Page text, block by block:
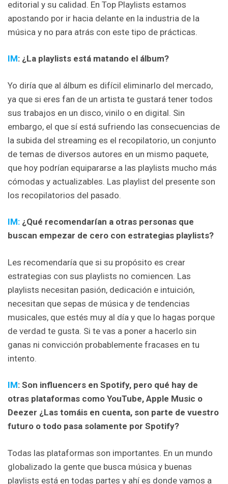
editorial y su calidad. En Top Playlists estamos
apostando por ir hacia delante en la industria de la
música y no para atrás con este tipo de prácticas.
IM: ¿La playlists está matando el álbum?
Yo diría que al álbum es difícil eliminarlo del mercado,
ya que si eres fan de un artista te gustará tener todos
sus trabajos en un disco, vinilo o en digital. Sin
embargo, el que sí está sufriendo las consecuencias de
la subida del streaming es el recopilatorio, un conjunto
de temas de diversos autores en un mismo paquete,
que hoy podrían equipararse a las playlists mucho más
cómodas y actualizables. Las playlist del presente son
los recopilatorios del pasado.
IM: ¿Qué recomendarían a otras personas que
buscan empezar de cero con estrategias playlists?
Les recomendaría que si su propósito es crear
estrategias con sus playlists no comiencen. Las
playlists necesitan pasión, dedicación e intuición,
necesitan que sepas de música y de tendencias
musicales, que estés muy al día y que lo hagas porque
de verdad te gusta. Si te vas a poner a hacerlo sin
ganas ni convicción probablemente fracases en tu
intento.
IM: Son influencers en Spotify, pero qué hay de
otras plataformas como YouTube, Apple Music o
Deezer ¿Las tomáis en cuenta, son parte de vuestro
futuro o todo pasa solamente por Spotify?
Todas las plataformas son importantes. En un mundo
globalizado la gente que busca música y buenas
playlists está en todas partes y ahí es donde vamos a